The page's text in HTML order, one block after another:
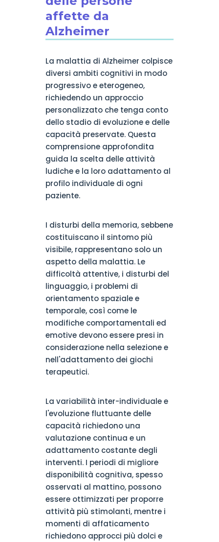
affette da
Alzheimer
La malattia di Alzheimer colpisce
diversi ambiti cognitivi in modo
progressivo e eterogeneo,
richiedendo un approccio
personalizzato che tenga conto
dello stadio di evoluzione e delle
capacità preservate. Questa
comprensione approfondita
guida la scelta delle attività
ludiche e la loro adattamento al
profilo individuale di ogni
paziente.
I disturbi della memoria, sebbene
costituiscano il sintomo più
visibile, rappresentano solo un
aspetto della malattia. Le
difficoltà attentive, i disturbi del
linguaggio, i problemi di
orientamento spaziale e
temporale, così come le
modifiche comportamentali ed
emotive devono essere presi in
considerazione nella selezione e
nell'adattamento dei giochi
terapeutici.
La variabilità inter-individuale e
l'evoluzione fluttuante delle
capacità richiedono una
valutazione continua e un
adattamento costante degli
interventi. I periodi di migliore
disponibilità cognitiva, spesso
osservati al mattino, possono
essere ottimizzati per proporre
attività più stimolanti, mentre i
momenti di affaticamento
richiedono approcci più dolci e